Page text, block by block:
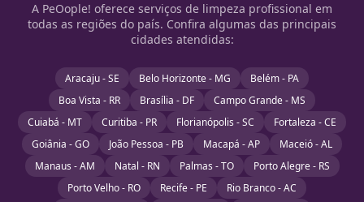
A PeOople! oferece serviços de limpeza profissional em
todas as regiões do país. Confira algumas das principais
cidades atendidas:
Aracaju - SE Belo Horizonte - MG
Belém - PA
Boa Vista - RR
Brasília - DF
Campo Grande - MS
Cuiabá - MT
Curitiba - PR Florianópolis - SC
Fortaleza - CE
Goiânia - GO
João Pessoa - PB Macapá - AP
Maceió - AL
Manaus - AM
Natal - RN Palmas - TO
Porto Alegre - RS
Porto Velho - RO
Recife - PE
Rio Branco - AC